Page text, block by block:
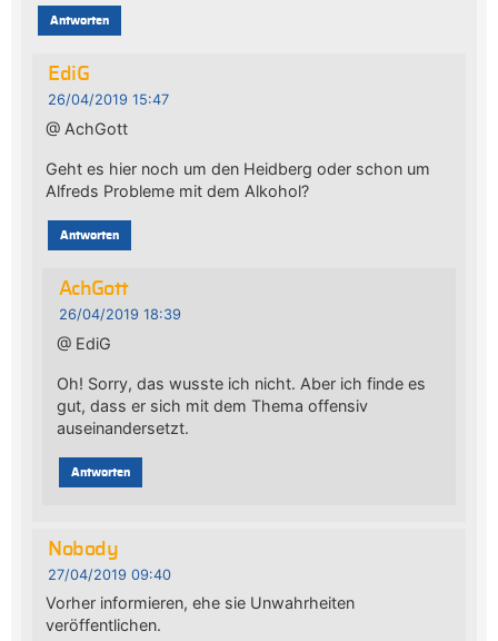
Antworten
EdiG
26/04/2019 15:47
@ AchGott
Geht es hier noch um den Heidberg oder schon um
Alfreds Probleme mit dem Alkohol?
Antworten
AchGott
26/04/2019 18:39
@ EdiG
Oh! Sorry, das wusste ich nicht. Aber ich finde es
gut, dass er sich mit dem Thema offensiv
auseinandersetzt.
Antworten
Nobody
27/04/2019 09:40
Vorher informieren, ehe sie Unwahrheiten
veröffentlichen.